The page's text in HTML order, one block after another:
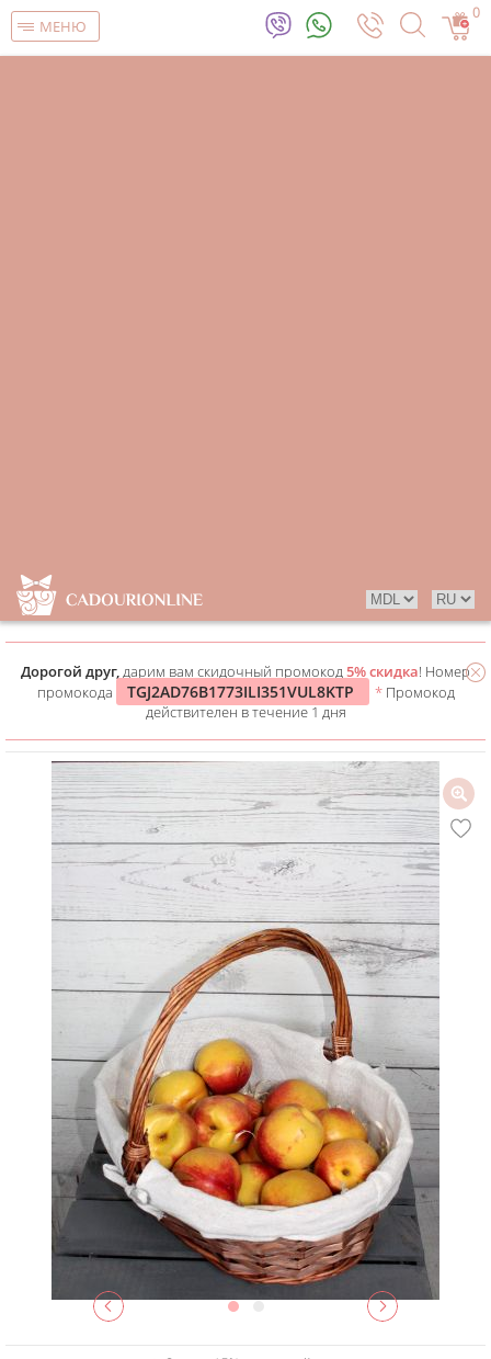
МЕНЮ
0
Дорогой друг,дарим вам скидочный промокод5% скидка! Номер
промокода
TGJ2AD76B1773ILI351VUL8KTP * Промокод
действителен в течение 1 дня